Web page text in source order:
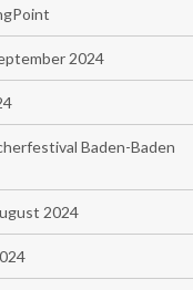
2024
Baden-Baden
2024